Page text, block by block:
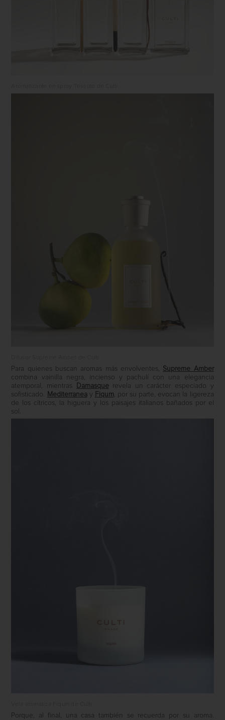
Para quienes buscan aromas más envolventes, Supreme Amber
combina vainilla negra, incienso y pachulí con una elegancia
atemporal, mientras
Damasquerevela un carácter especiado y
sofisticado.
Mediterraneay Fiqum, por su parte, evocan la ligereza
de los cítricos, la higuera y los paisajes italianos bañados por el
sol.
Porque, al final, una casa también se recuerda por su aroma.